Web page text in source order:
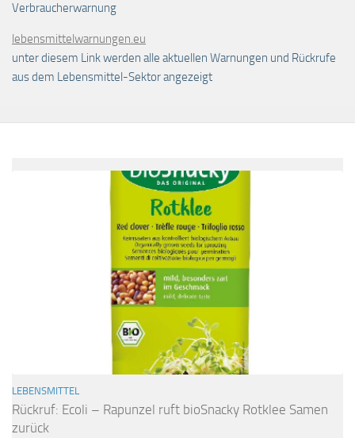
Verbraucherwarnung
lebensmittelwarnungen.eu
unter diesem Link werden alle aktuellen Warnungen und Rückrufe
aus dem Lebensmittel-Sektor angezeigt
LEBENSMITTEL
Rückruf: Ecoli – Rapunzel ruft bioSnacky Rotklee Samen
zurück